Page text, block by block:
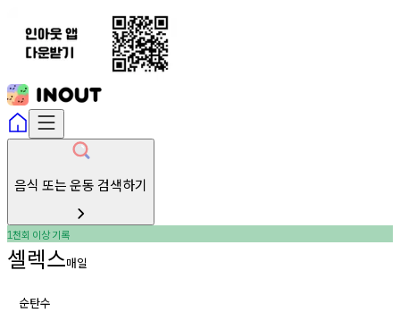
음식 또는 운동 검색하기
1천회 이상기록
셀렉스매일
순탄수